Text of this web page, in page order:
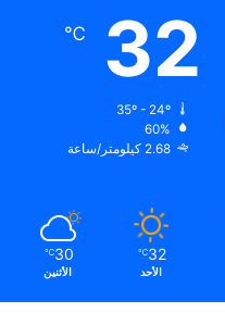
32
℃
60%
2.68 كيلومتر/ساعة
32
℃
الأحد
30
℃
الأثنين